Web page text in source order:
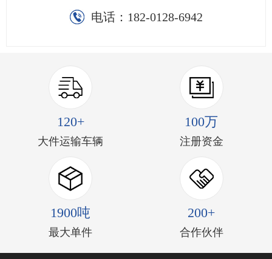
电话： 182-0128-6942
120+
大件运输车辆
100万
注册资金
1900吨
最大单件
200+
合作伙伴